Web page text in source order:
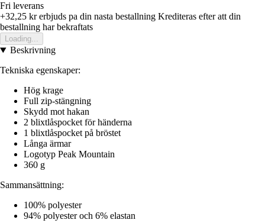
Fri leverans
+32,25 krerbjuds pa din nasta bestallning Krediteras efter att din
bestallning har bekraftats
Loading...
Beskrivning
Tekniska egenskaper:
Hög krage
Full zip-stängning
Skydd mot hakan
2 blixtlåspocket för händerna
1 blixtlåspocket på bröstet
Långa ärmar
Logotyp Peak Mountain
360 g
Sammansättning:
100% polyester
94% polyester och 6% elastan